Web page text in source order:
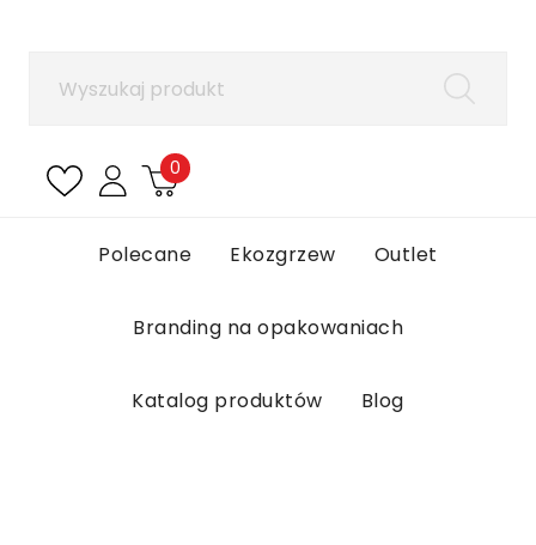
0
Polecane Ekozgrzew Outlet
Branding na opakowaniach
Katalog produktów Blog
Aby zapisać produkty na liście ulubionych, musisz
Anuluj Zaloguj się